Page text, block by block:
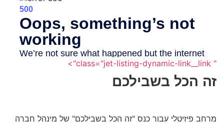
זה הכל בשבילכם
מרחב פיזיטלי עבור כנס "זה הכל בשבילכם" של מינהל חברה
" class="jet-listing-dynamic-link__link">